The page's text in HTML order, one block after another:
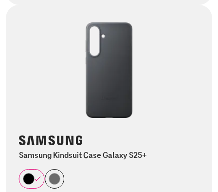
Samsung Kindsuit Case Galaxy S25+